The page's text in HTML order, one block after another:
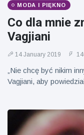
MODA I PIĘKNO
Co dla mnie
Vagjiani
14 January 2019
„Nie chcę być nikim
Vagjiani, aby